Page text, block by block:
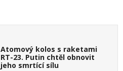
Atomový kolos s raketami
RT-23. Putin chtěl obnovit
jeho smrtící sílu